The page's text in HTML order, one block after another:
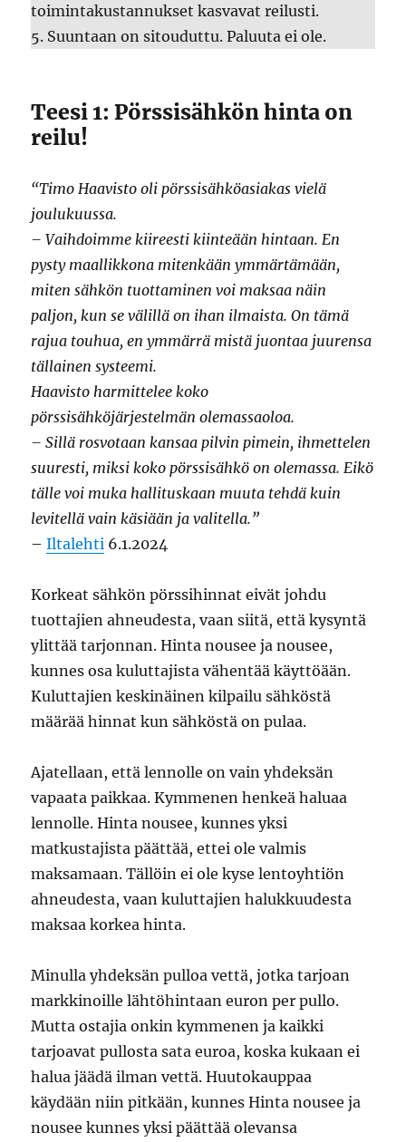
toimintakustannukset kasvavat reilusti.
5. Suuntaan on sitouduttu. Paluuta ei ole.
Teesi 1: Pörssisähkön hinta on
reilu!
“Timo Haavisto oli pörssisähköasiakas vielä
joulukuussa.
– Vaihdoimme kiireesti kiinteään hintaan. En
pysty maallikkona mitenkään ymmärtämään,
miten sähkön tuottaminen voi maksaa näin
paljon, kun se välillä on ihan ilmaista. On tämä
rajua touhua, en ymmärrä mistä juontaa juurensa
tällainen systeemi.
Haavisto harmittelee koko
pörssisähköjärjestelmän olemassaoloa.
– Sillä rosvotaan kansaa pilvin pimein, ihmettelen
suuresti, miksi koko pörssisähkö on olemassa. Eikö
tälle voi muka hallituskaan muuta tehdä kuin
levitellä vain käsiään ja valitella.”
–Iltalehti 6.1.2024
Korkeat sähkön pörssihinnat eivät johdu
tuottajien ahneudesta, vaan siitä, että kysyntä
ylittää tarjonnan. Hinta nousee ja nousee,
kunnes osa kuluttajista vähentää käyttöään.
Kuluttajien keskinäinen kilpailu sähköstä
määrää hinnat kun sähköstä on pulaa.
Ajatellaan, että lennolle on vain yhdeksän
vapaata paikkaa. Kymmenen henkeä haluaa
lennolle. Hinta nousee, kunnes yksi
matkustajista päättää, ettei ole valmis
maksamaan. Tällöin ei ole kyse lentoyhtiön
ahneudesta, vaan kuluttajien halukkuudesta
maksaa korkea hinta.
Minulla yhdeksän pulloa vettä, jotka tarjoan
markkinoille lähtöhintaan euron per pullo.
Mutta ostajia onkin kymmenen ja kaikki
tarjoavat pullosta sata euroa, koska kukaan ei
halua jäädä ilman vettä. Huutokauppaa
käydään niin pitkään, kunnes Hinta nousee ja
nousee kunnes yksi päättää olevansa